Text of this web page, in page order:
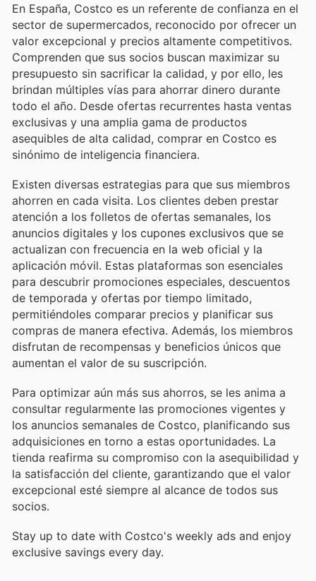
En España, Costco es un referente de confianza en el
sector de supermercados, reconocido por ofrecer un
valor excepcional y precios altamente competitivos.
Comprenden que sus socios buscan maximizar su
presupuesto sin sacrificar la calidad, y por ello, les
brindan múltiples vías para ahorrar dinero durante
todo el año. Desde ofertas recurrentes hasta ventas
exclusivas y una amplia gama de productos
asequibles de alta calidad, comprar en Costco es
sinónimo de inteligencia financiera.
Existen diversas estrategias para que sus miembros
ahorren en cada visita. Los clientes deben prestar
atención a los folletos de ofertas semanales, los
anuncios digitales y los cupones exclusivos que se
actualizan con frecuencia en la web oficial y la
aplicación móvil. Estas plataformas son esenciales
para descubrir promociones especiales, descuentos
de temporada y ofertas por tiempo limitado,
permitiéndoles comparar precios y planificar sus
compras de manera efectiva. Además, los miembros
disfrutan de recompensas y beneficios únicos que
aumentan el valor de su suscripción.
Para optimizar aún más sus ahorros, se les anima a
consultar regularmente las promociones vigentes y
los anuncios semanales de Costco, planificando sus
adquisiciones en torno a estas oportunidades. La
tienda reafirma su compromiso con la asequibilidad y
la satisfacción del cliente, garantizando que el valor
excepcional esté siempre al alcance de todos sus
socios.
Stay up to date with Costco's weekly ads and enjoy
exclusive savings every day.